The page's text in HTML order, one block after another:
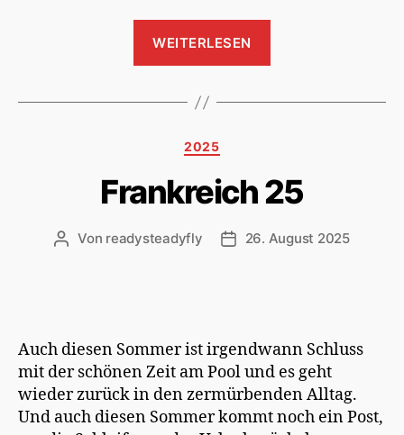
WEITERLESEN
jetzt
Beste
draus“
Kategorien
2025
Frankreich 25
Beitragsautor
Von readysteadyfly Veröffentlichungsdatum
26. August 2025
Auch diesen Sommer ist irgendwann Schluss
mit der schönen Zeit am Pool und es geht
wieder zurück in den zermürbenden Alltag.
Und auch diesen Sommer kommt noch ein Post,